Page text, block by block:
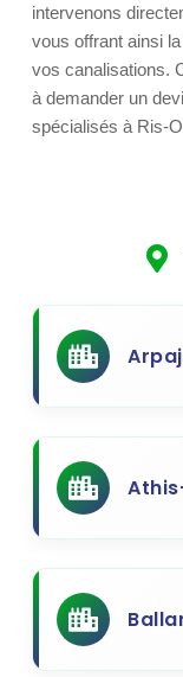
intervenons
vous offrant ainsi
vos canalisations.
à demander un
spécialisés à Ris-